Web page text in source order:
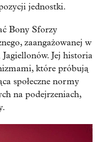
jednostki.
Bony Sforzy
zaangażowanej w
Jej historia
które próbują
społeczne normy
na podejrzeniach,